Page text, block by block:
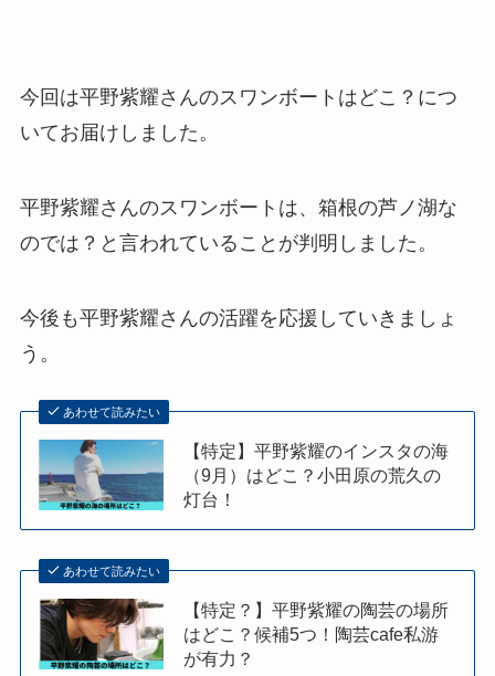
今回は平野紫耀さんのスワンボートはどこ？につ
いてお届けしました。
平野紫耀さんのスワンボートは、箱根の芦ノ湖な
のでは？と言われていることが判明しました。
今後も平野紫耀さんの活躍を応援していきましょ
う。
あわせて読みたい
【特定】平野紫耀のインスタの海
（9月）はどこ？小田原の荒久の
灯台！
あわせて読みたい
【特定？】平野紫耀の陶芸の場所
はどこ？候補5つ！陶芸cafe私游
が有力？